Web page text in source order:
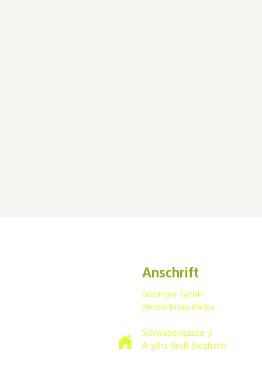
Anschrift
Göttinger GmbH
Dessertmanufaktur
Schwabengasse 9
A-3812 Groß Siegharts